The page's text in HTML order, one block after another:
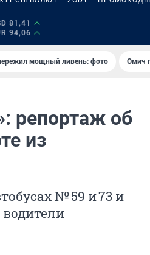
81,41
94,06
мощный ливень: фото Омич
репортаж об
из
№ 59 и 73 и